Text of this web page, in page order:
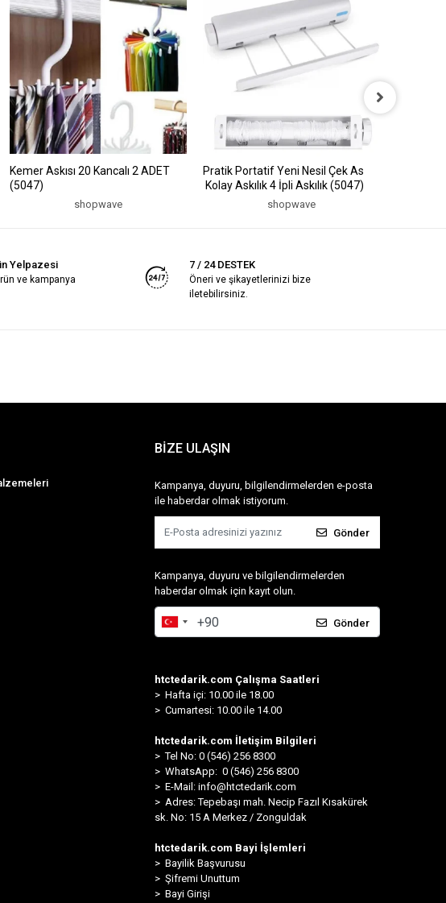
Kemer Askısı 20 Kancalı 2 ADET
(5047)
shopwave
Pratik Portatif Yeni Nesil Çek As
Kolay Askılık 4 İpli Askılık (5047)
shopwave
Yelpazesi
ve kampanya
7 / 24 DESTEK
Öneri ve şikayetlerinizi bize
iletebilirsiniz.
BİZE ULAŞIN
Kampanya, duyuru, bilgilendirmelerden e-posta
ile haberdar olmak istiyorum.
Gönder
Kampanya, duyuru ve bilgilendirmelerden
haberdar olmak için kayıt olun.
Gönder
htctedarik.com Çalışma Saatleri
> Hafta içi: 10.00 ile 18.00
> Cumartesi: 10.00 ile 14.00
htctedarik.com İletişim Bilgileri
> Tel No: 0 (546) 256 8300
> WhatsApp: 0 (546) 256 8300
> E-Mail: info@htctedarik.com
> Adres: Tepebaşı mah. Necip Fazıl Kısakürek
sk. No: 15 A Merkez / Zonguldak
htctedarik.com Bayi İşlemleri
> Bayilik Başvurusu
> Şifremi Unuttum
> Bayi Girişi